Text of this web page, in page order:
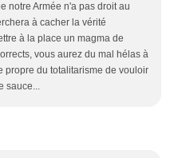
notre Armée n'a pas droit au
à cacher la vérité
à la place un magma de
vous aurez du mal hélas à
propre du totalitarisme de vouloir
sauce...